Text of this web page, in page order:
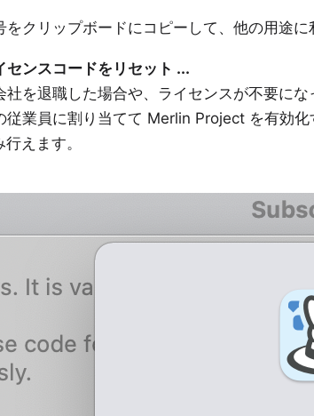
をクリップボードにコピーして、他の用途に
センスコードをリセット ...
社を退職した場合や、ライセンスが不要に
従業員に割り当てて Merlin Project を有効
えます。